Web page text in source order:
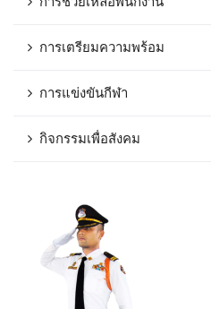
การเตรียมความพร้อม
การแข่งขันกีฬา
กิจกรรมเพื่อสังคม